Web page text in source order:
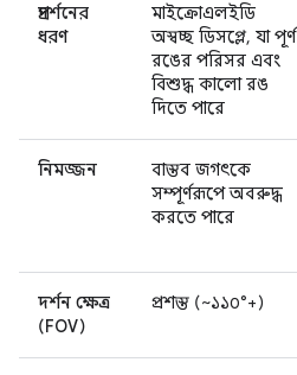
প্রদর্শনের
ধরণ
মাইক্রোএলইডি
অস্বচ্ছ ডিসপ্লে, যা পূর্ণ
রঙের পরিসর এবং
বিশুদ্ধ কালো রঙ
দিতে পারে
নিমজ্জন
বাস্তব জগৎকে
সম্পূর্ণরূপে অবরুদ্ধ
করতে পারে
দর্শন ক্ষেত্র
(FOV)
প্রশস্ত (~১১০°+)